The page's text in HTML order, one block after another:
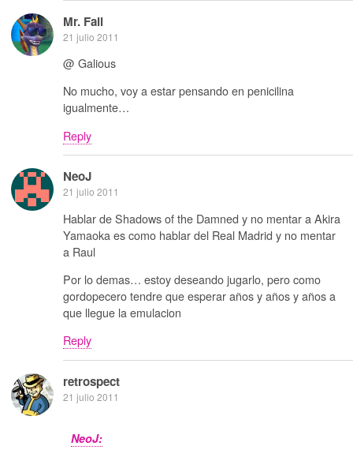
Mr. Fail
21 julio 2011
@ Galious
No mucho, voy a estar pensando en penicilina
igualmente…
Reply
NeoJ
21 julio 2011
Hablar de Shadows of the Damned y no mentar a Akira
Yamaoka es como hablar del Real Madrid y no mentar
a Raul
Por lo demas… estoy deseando jugarlo, pero como
gordopecero tendre que esperar años y años y años a
que llegue la emulacion
Reply
retrospect
21 julio 2011
NeoJ: